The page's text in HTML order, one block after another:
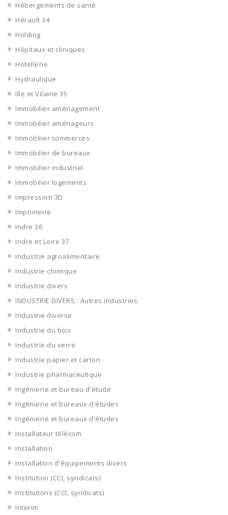
Hébergements de santé
Hérault 34
Holding
Hôpitaux et cliniques
Hotellerie
Hydraulique
Ille et Vilaine 35
Immobilier aménagement
Immobilier aménageurs
Immobilier commerces
Immobilier de bureaux
Immobilier industriel
Immobilier logements
Impression 3D
Imprimerie
Indre 36
Indre et Loire 37
Industrie agroalimentaire
Industrie chimique
Industrie divers
INDUSTRIE DIVERS : Autres industries
Industrie diverse
Industrie du bois
Industrie du verre
Industrie papier et carton
Industrie pharmaceutique
Ingénierie et bureau d'étude
Ingénierie et bureaux d'études
Ingénierie et bureaux d'études
Installateur télécom
Installation
Installation d'équipements divers
Institution (CCI, syndicats)
Institutions (CCI, syndicats)
Interim